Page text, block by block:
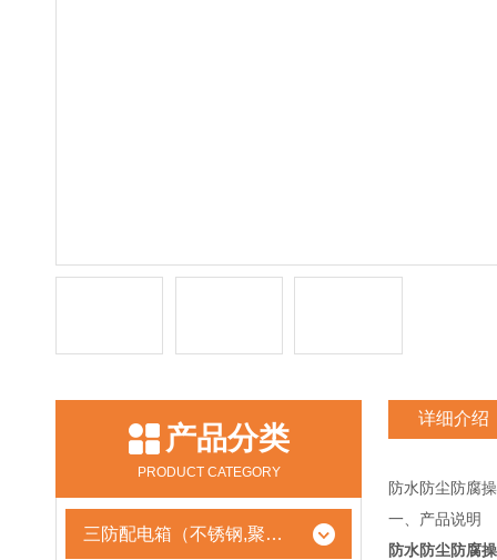
产品分类
PRODUCT CATEGORY
三防配电箱（不锈钢,聚酯树脂）
详细介绍
防水防尘防腐
一、产品说明
防水防尘防腐